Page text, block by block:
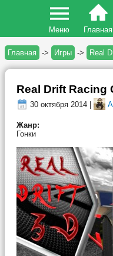
Меню Главная
Главная -> Игры -> Real
Real Drift Racing
30 октября 2014 |
Жанр:
Гонки